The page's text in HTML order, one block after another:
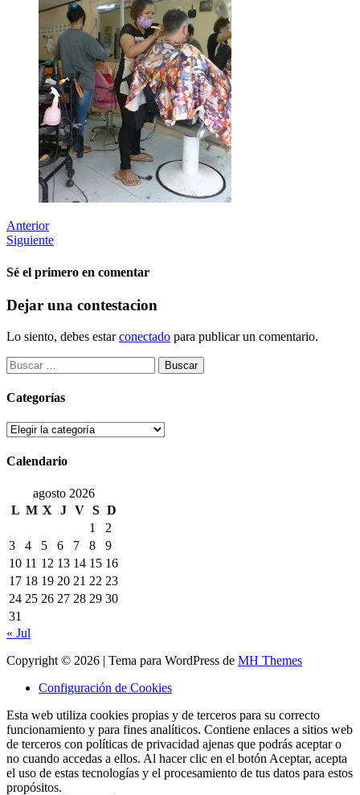
Anterior
Siguiente
Sé el primero en comentar
Dejar una contestacion
Lo siento, debes estarconectado para publicar un comentario.
Buscar:
Categorías
Categorías
Calendario
agosto 2026
L M X J V S D
1
2
3
4 5 6 7 8
9
10 11 12 13 14 15 16
17 18 19 20 21 22 23
24 25 26 27 28 29 30
31
« Jul
Copyright © 2026 | Tema para WordPress de MH Themes
Configuración de Cookies
Esta web utiliza cookies propias y de terceros para su correcto
funcionamiento y para fines analíticos. Contiene enlaces a sitios web
de terceros con políticas de privacidad ajenas que podrás aceptar o
no cuando accedas a ellos. Al hacer clic en el botón Aceptar, acepta
el uso de estas tecnologías y el procesamiento de tus datos para estos
propósitos.